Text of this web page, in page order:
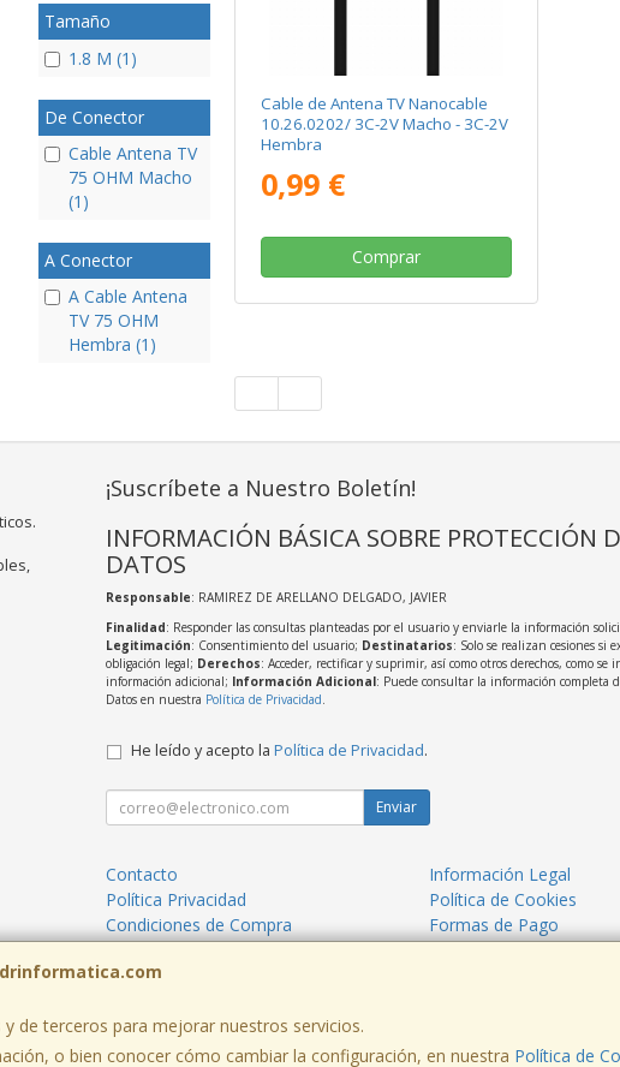
Tamaño
1.8 M (1)
De Conector
Cable Antena TV
75 OHM Macho
(1)
A Conector
A Cable Antena
TV 75 OHM
Hembra (1)
Cable de Antena TV Nanocable
10.26.0202/ 3C-2V Macho - 3C-2V
Hembra
0,99 €
Comprar
de terceros para mejorar nuestros servicios.
o bien conocer cómo cambiar la configuración, en nuestra Política de
¡Suscríbete a Nuestro Boletín!
INFORMACIÓN BÁSICA SOBRE PROTECCIÓN
DATOS
Responsable: RAMIREZ DE ARELLANO DELGADO, JAVIER
Finalidad: Responder las consultas planteadas por el usuario y enviarle la información
Legitimación: Consentimiento del usuario; Destinatarios: Solo se realizan cesiones si
obligación legal; Derechos: Acceder, rectificar y suprimir, así como otros derechos, como se
información adicional; Información Adicional: Puede consultar la información completa
Datos en nuestra Política de Privacidad.
He leído y acepto la Política de Privacidad.
Enviar
Contacto
Información Legal
Política Privacidad
Política de Cookies
Condiciones de Compra
Formas de Pago
, , , , España. - C.I.F.: 53260680V - Tfno: